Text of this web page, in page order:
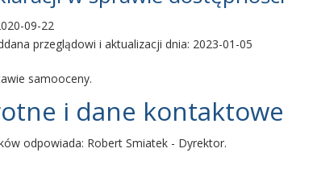
09-22
przeglądowi i aktualizacji dnia: 2023-01-05
samooceny.
i dane kontaktowe
odpowiada: Robert Smiatek - Dyrektor.